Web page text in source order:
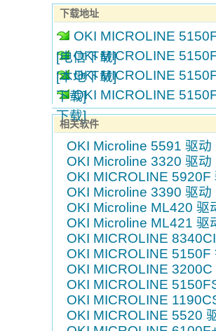
下载地址
OKI MICROLINE
[电信下载]
OKI MICROLINE
[本地下载]
OKI MICROLINE
下载]OKI MICROLINE
下载]
相关软件
OKI Microline 5591 驱动
OKI Microline 3320 驱动
OKI MICROLINE 5920F
OKI Microline 3390 驱动
OKI Microline ML420 驱
OKI Microline ML421 驱
OKI MICROLINE
OKI MICROLINE 5150F
OKI MICROLINE
OKI MICROLINE
OKI MICROLINE
OKI MICROLINE 5520